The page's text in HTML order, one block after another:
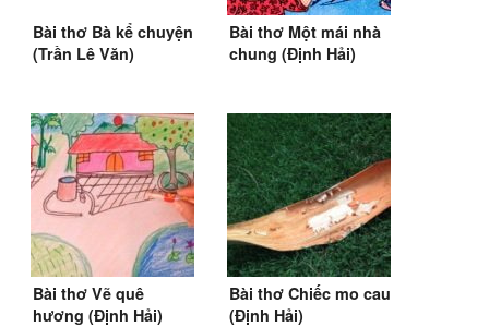
Bài thơ Bà kể chuyện
(Trần Lê Văn)
Bài thơ Một mái nhà
chung (Định Hải)
Bài thơ Vẽ quê
hương (Định Hải)
Bài thơ Chiếc mo cau
(Định Hải)